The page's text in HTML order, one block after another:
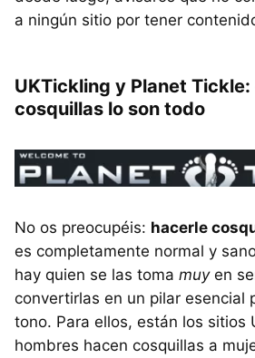
a ningún sitio por tener
UKTickling y Planet
cosquillas lo son todo
No os preocupéis: hacerle
es completamente normal y
hay quien se las toma muyen
convertirlas en un pilar esencial
tono. Para ellos, están los sitios
hombres hacen cosquillas a